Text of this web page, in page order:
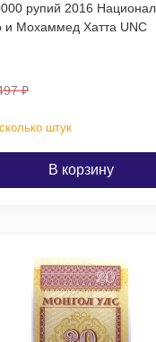
рупий 2016
Ахмед Сукарно и Мохаммед Хатта UNC
₽
штук
В корзину